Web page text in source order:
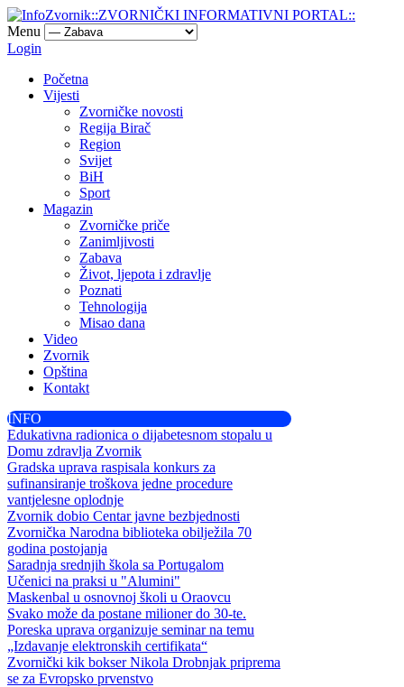
Menu
Login
Početna
Vijesti
Zvorničke novosti
Regija Birač
Region
Svijet
BiH
Sport
Magazin
Zvorničke priče
Zanimljivosti
Zabava
Život, ljepota i zdravlje
Poznati
Tehnologija
Misao dana
Video
Zvornik
Opština
Kontakt
INFO
Edukativna radionica o dijabetesnom stopalu u
Domu zdravlja Zvornik
Gradska uprava raspisala konkurs za
sufinansiranje troškova jedne procedure
vantjelesne oplodnje
Zvornik dobio Centar javne bezbjednosti
Zvornička Narodna biblioteka obilježila 70
godina postojanja
Saradnja srednjih škola sa Portugalom
Učenici na praksi u "Alumini"
Maskenbal u osnovnoj školi u Oraovcu
Svako može da postane milioner do 30-te.
Poreska uprava organizuje seminar na temu
„Izdavanje elektronskih certifikata“
Zvornički kik bokser Nikola Drobnjak priprema
se za Evropsko prvenstvo